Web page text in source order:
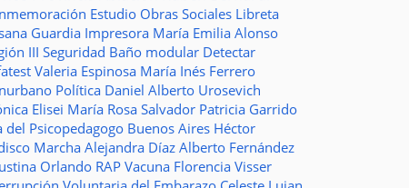
Estudio Obras Sociales Libreta
Guardia Impresora María Emilia Alonso
III Seguridad Baño modular Detectar
Valeria Espinosa María Inés Ferrero
Política Daniel Alberto Urosevich
Elisei María Rosa Salvador Patricia Garrido
del Psicopedagogo Buenos Aires Héctor
Marcha Alejandra Díaz Alberto Fernández
Orlando RAP Vacuna Florencia Visser